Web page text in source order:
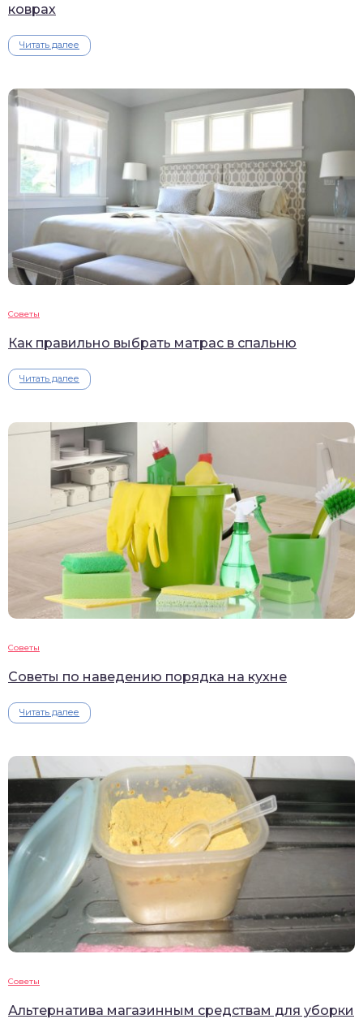
коврах
Читать далее
Советы
Как правильно выбрать матрас в спальню
Читать далее
Советы
Советы по наведению порядка на кухне
Читать далее
Советы
Альтернатива магазинным средствам для уборки